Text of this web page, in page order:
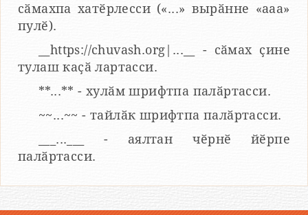
сӑмахпа хатӗрлесси («...» вырӑнне «ааа»
пулӗ).
__https://chuvash.org|...__ - сӑмах ҫине
тулаш каҫӑ лартасси.
**...** - хулӑм шрифтпа палӑртасси.
~~...~~ - тайлӑк шрифтпа палӑртасси.
___...___ - аялтан чӗрнӗ йӗрпе
палӑртасси.